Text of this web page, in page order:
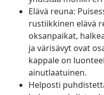
Elävä reuna:
rustiikkinen elävä
oksanpaikat,
ja värisävyt ovat
kappale on
ainutlaatuinen.
Helposti